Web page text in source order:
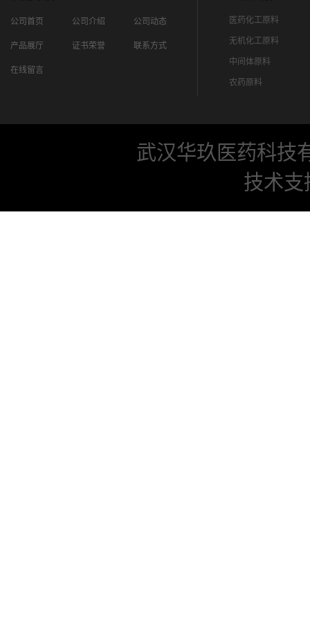
公司首页 公司介绍 公司动态
产品展厅 证书荣誉 联系方式
在线留言
医药化工原料
无机化工原料
中间体原料
农药原料
武汉华玖医药科技
技术